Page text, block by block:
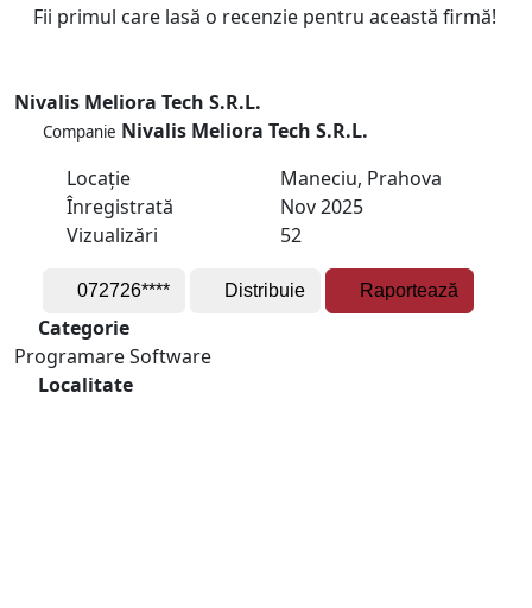
Fii primul care lasă o recenzie pentru această firmă!
Nivalis Meliora Tech S.R.L.
Companie Nivalis Meliora Tech S.R.L.
Locație
Maneciu, Prahova
Înregistrată
Nov 2025
Vizualizări
52
072726**** Distribuie Raportează
Categorie
Programare Software
Localitate